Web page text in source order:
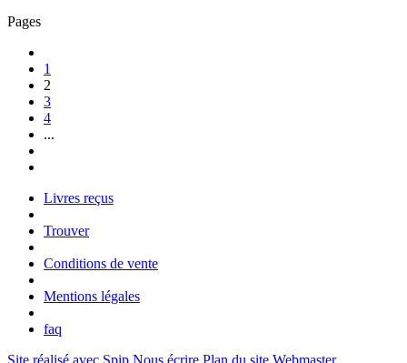
Pages
1
2
3
4
...
Livres reçus
Trouver
Conditions de vente
Mentions légales
faq